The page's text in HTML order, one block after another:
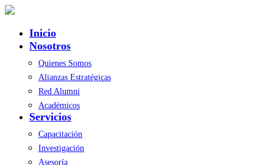
Inicio
Nosotros
Quienes Somos
Alianzas Estratégicas
Red Alumni
Académicos
Servicios
Capacitación
Investigación
Asesoría